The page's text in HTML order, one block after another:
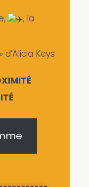
, la
Keys